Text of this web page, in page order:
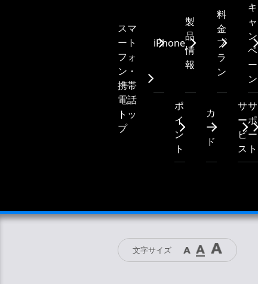
スマ
ート
フォ
ン・
携帯
電話
トッ
プ
iPhone
製
品
情
報
料
金
プ
ラ
ン
キ
ャ
ン
ペ
ー
ン
ポ
イ
ン
ト
カ
ー
ド
サ
ー
ビ
ス
サ
ポ
ー
ト
文字サイズ